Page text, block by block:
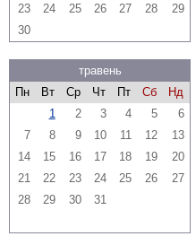
23
24 25 26 27 28
29
30
травень
Пн
Вт Ср Чт Пт Сб
Нд
1
2 3 4 5
6
7
8 9 10 11 12
13
14
15 16 17 18 19
20
21
22 23 24 25 26
27
28
29 30 31